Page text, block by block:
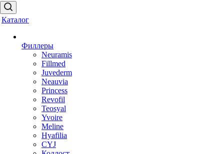
Каталог
Филлеры
Neuramis
Fillmed
Juvederm
Neauvia
Princess
Revofil
Teosyal
Yvoire
Meline
Hyafilia
CYJ